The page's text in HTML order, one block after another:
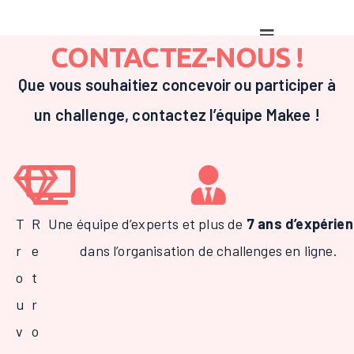
CONTACTEZ-NOUS !
Que vous souhaitiez concevoir ou participer à
un challenge, contactez l’équipe Makee !
T
r
o
u
v
R
e
t
r
o
Une équipe d’experts et plus de 7 ans
dans l’organisation de challenges en ligne.